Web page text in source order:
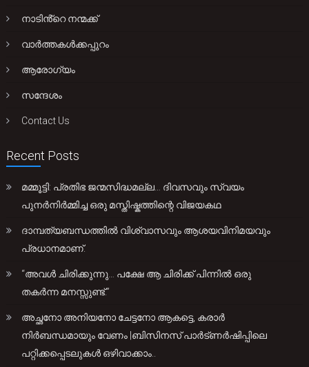
നാടിൻ്റെ നന്മക്ക്
വാർത്തകൾക്കപ്പുറം
ആരോഗ്യം
സന്ദേശം
Contact Us
Recent Posts
മമ്മൂട്ടി: പ്രതിഭ ജന്മസിദ്ധമല്ല… ദിവസവും സ്വയം
പുനർനിർമ്മിച്ച ഒരു മസ്തിഷ്കത്തിന്റെ വിജയകഥ
ദാമ്പത്യബന്ധത്തിൽ വിശ്വാസവും ആശയവിനിമയവും
പ്രധാനമാണ്.
“അവൾ ചിരിക്കുന്നു… പക്ഷേ ആ ചിരിക്ക് പിന്നിൽ ഒരു
തകർന്ന മനസ്സുണ്ട്.”
അച്ഛനോ അനിയനോ ചേട്ടനോ ആകട്ടെ, കരാർ
നിർബന്ധമായും വേണം |ബിസിനസ് പാർട്ണർഷിപ്പിലെ
പറ്റിക്കപ്പെടലുകൾ ഒഴിവാക്കാം..